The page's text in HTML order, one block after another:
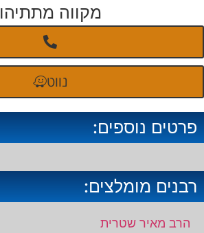
מקווה מתתיהו
נווט
פרטים נוספים:
רבנים מומלצים:
הרב מאיר שטרית